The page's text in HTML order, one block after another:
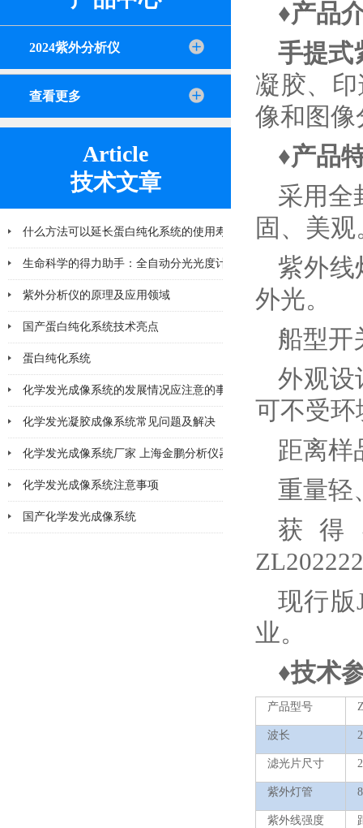
2024紫外分析仪
查看更多
Article
技术文章
什么方法可以延长蛋白纯化系统的使用寿命
2026-06-25 生命科学的得力助手：全自动
紫外分析仪的原理及应用领域
国产蛋白纯化系统技术亮点
蛋白纯化系统
2026-02-11
化学发光成像系统的发展情况应注意的事项
2026-02-11
化学发光凝胶成像系统常见问题及解决
2026-02-06
化学发光成像系统厂家 上海金鹏分析仪器
化学发光成像系统注意事项
国产化学发光成像系统
♦产品
手提式
凝胶、
像和图像
♦产品
采用全
固、美观
紫外线
外光。
船型开
外观设
可不受
距离样
重量轻
获
现行版
业。
♦技术
产品型号
波长
滤光片尺寸
紫外灯管
紫外线强度